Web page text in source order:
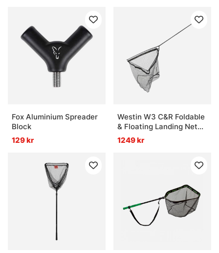
Fox Aluminium Spreader
Block
129 kr
Westin W3 C&R Foldable
& Floating Landing Net
Pike XXL
1249 kr